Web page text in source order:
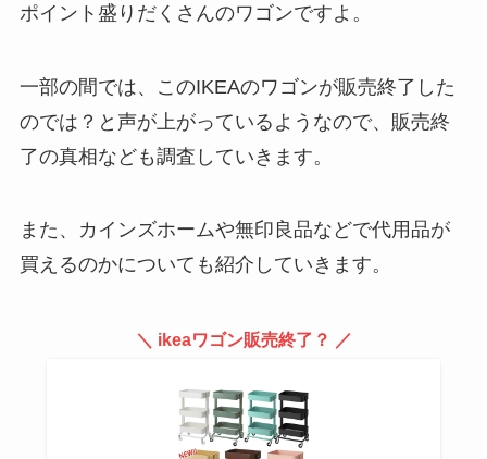
は？代替品や市販はドラッグスト
アや薬局で買える？
ドンキや成城石井で買える？販売
店や値段調査
【水銀体温計】販売中止はなぜ？
こで売ってるか調査！
ポイント盛りだくさんのワゴンですよ。
一部の間では、このIKEAのワゴンが販売終了した
のでは？と声が上がっているようなので、販売終
了の真相なども調査していきます。
また、カインズホームや無印良品などで代用品が
買えるのかについても紹介していきます。
＼ ikeaワゴン販売終了？ ／